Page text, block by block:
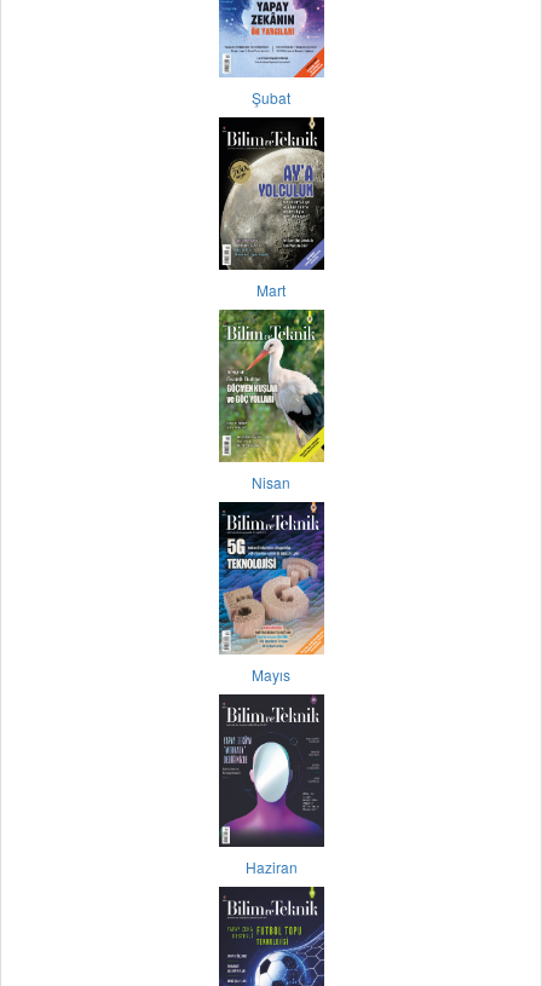
Şubat
Mart
Nisan
Mayıs
Haziran